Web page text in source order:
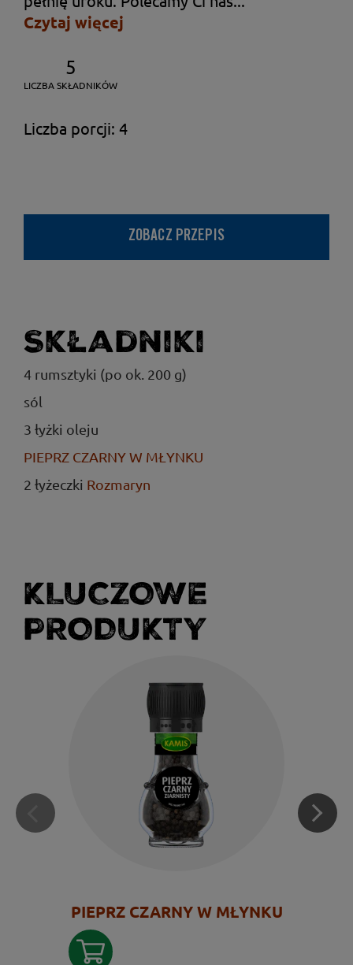
Czytaj więcej
5
LICZBA SKŁADNIKÓW
Liczba porcji: 4
ZOBACZ PRZEPIS
Składniki
4 rumsztyki (po ok. 200 g)
sól
3 łyżki oleju
PIEPRZ CZARNY W MŁYNKU
2 łyżeczki Rozmaryn
KLUCZOWE
PRODUKTY
PIEPRZ CZARNY W MŁYNKU